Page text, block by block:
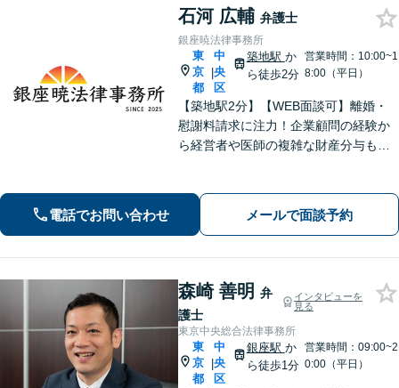
石河 広輔 弁護士
銀座暁法律事務所
東
京
都
|
中
央
区
築地駅 か
ら徒歩2分
営業時間：10:00~1
8:00（平日）
【築地駅2分】【WEB面談可】離婚・
慰謝料請求に注力！企業顧問の経験か
ら経営者や医師の複雑な財産分与も対
導きます。話しやすい事務所を目指し
ております。まずは気軽にご相談くだ
電話でお問い合わせ メールで面談予約
森崎 善明 弁
護士
インタビューを
見る
東京中央総合法律事務所
東
京
都
|
中
央
区
銀座駅 か
ら徒歩1分
営業時間：09:00~2
0:00（平日）